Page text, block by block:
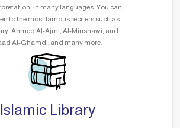
in many languages. You can
to the most famous reciters such as
Ahmed Al-Ajmi, Al-Minshawi, and
Al-Ghamdi..and many more.
Islamic Library